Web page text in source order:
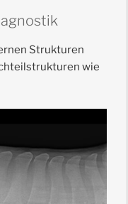
Strukturen
wie